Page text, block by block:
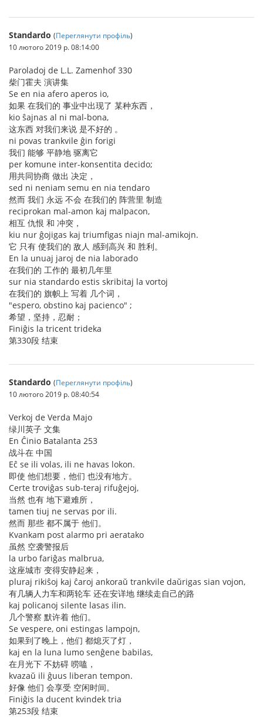
Standardo (Переглянути профіль)
10 лютого 2019 р. 08:14:00
Paroladoj de L.L. Zamenhof 330
柴门霍夫 演讲集
Se en nia afero aperos io,
如果 在我们的 事业中出现了 某种东西，
kio ŝajnas al ni mal-bona,
这东西 对我们来说 是不好的 。
ni povas trankvile ĝin forigi
我们 能够 平静地 驱离它
per komune inter-konsentita decido;
用共同协商 做出 决定，
sed ni neniam semu en nia tendaro
然而 我们 永远 不会 在我们的 阵营里 制造
reciprokan mal-amon kaj malpacon,
相互 仇恨 和 冲突，
kiu nur ĝojigas kaj triumfigas niajn mal-amikojn.
它 只有 使我们的 敌人 感到高兴 和 胜利。
En la unuaj jaroj de nia laborado
在我们的 工作的 最初几年里
sur nia standardo estis skribitaj la vortoj
在我们的 旗帜上 写着 几个词，
"espero, obstino kaj pacienco" ;
希望，坚持，忍耐；
Finiĝis la tricent trideka
第330段 结束
Standardo (Переглянути профіль)
10 лютого 2019 р. 08:40:54
Verkoj de Verda Majo
绿川英子 文集
En Ĉinio Batalanta 253
战斗在 中国
Eĉ se ili volas, ili ne havas lokon.
即使 他们想要，他们 也没有地方。
Certe troviĝas sub-teraj rifuĝejoj,
当然 也有 地下避难所，
tamen tiuj ne servas por ili.
然而 那些 都不属于 他们。
Kvankam post alarmo pri aeratako
虽然 空袭警报后
la urbo fariĝas malbrua,
这座城市 变得安静起来，
pluraj rikiŝoj kaj ĉaroj ankoraŭ trankvile daŭrigas sian vojon,
有几辆人力车和两轮车 还在安详地 继续走自己的路
kaj policanoj silente lasas ilin.
几个警察 默许着 他们。
Se vespere, oni estingas lampojn,
如果到了晚上，他们 都熄灭了灯，
kaj en la luna lumo senĝene babilas,
在月光下 不妨碍 唠嗑，
kvazaŭ ili ĝuus liberan tempon.
好像 他们 会享受 空闲时间。
Finiĝis la ducent kvindek tria
第253段 结束